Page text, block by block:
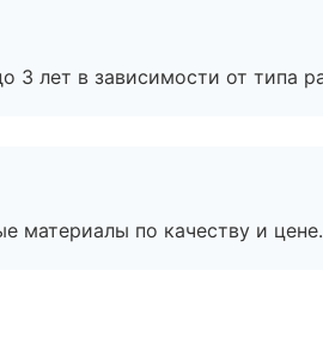
3 лет в зависимости от типа
материалы по качеству и цене.